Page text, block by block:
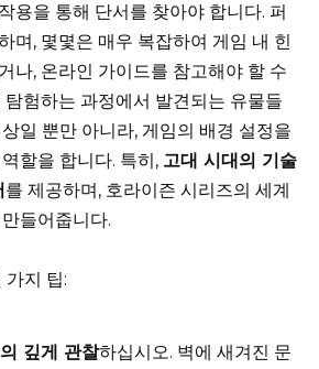
용을 통해 단서를 찾아야 합니다. 퍼
며, 몇몇은 매우 복잡하여 게임 내 힌
나, 온라인 가이드를 참고해야 할 수
탐험하는 과정에서 발견되는 유물들
일 뿐만 아니라, 게임의 배경 설정을
할을 합니다. 특히, 고대 시대의 기술
를 제공하며, 호라이즌 시리즈의 세계
들어줍니다.
가지 팁:
깊게 관찰하십시오. 벽에 새겨진 문